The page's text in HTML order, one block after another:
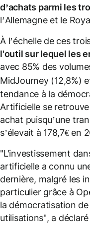
d’achats parmi les
l’Allemagne et le
À l’échelle de ces
l'outil sur lequel les
avec 85% des
MidJourney (12,8%)
tendance à la
Artificielle se
achat puisqu’une
s’élevait à 178,7€ en
"L'investissement
artificielle a connu
dernière, malgré les
particulier grâce à
la démocratisation
utilisations", a